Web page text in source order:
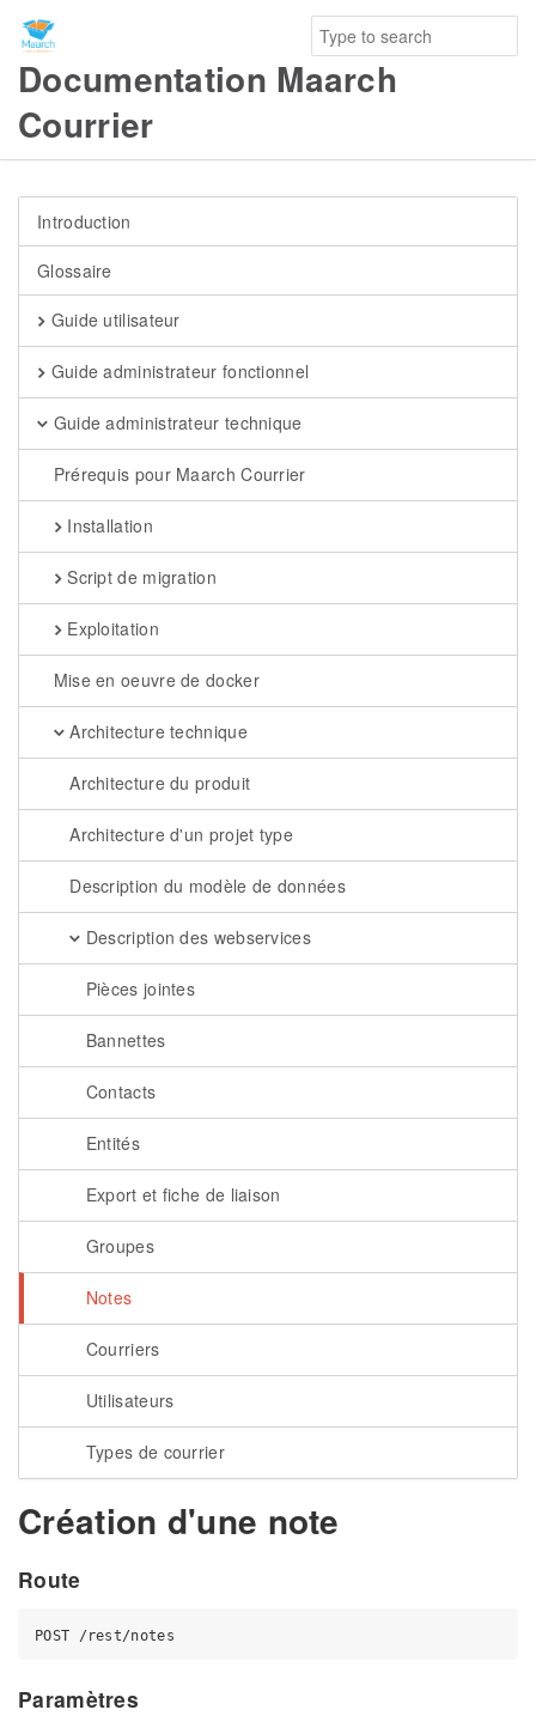
Documentation Maarch
Courrier
Introduction
Glossaire
Guide utilisateur
Guide administrateur fonctionnel
Guide administrateur technique
Prérequis pour Maarch Courrier
Installation
Script de migration
Exploitation
Mise en oeuvre de docker
Architecture technique
Architecture du produit
Architecture d'un projet type
Description du modèle de données
Description des webservices
Pièces jointes
Bannettes
Contacts
Entités
Export et fiche de liaison
Groupes
Notes
Courriers
Utilisateurs
Types de courrier
Création d'une note
Route
Paramètres